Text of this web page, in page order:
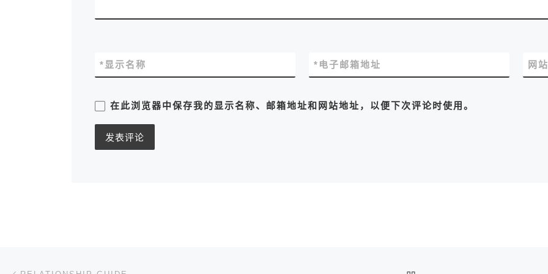
显示名称
* 电子邮箱地址
* 网
在此浏览器中保存我的显示名称、邮箱地址和网站地址，以便下次评论时使用。
文章导航